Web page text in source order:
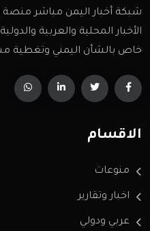
شبكة أخبار اليمن مباشر منصة
الأخبار المحلية والعربية
خاص بالشأن اليمني وتغطية
الاقسام
منوعات
اخبار وتقارير
عربي ودولي